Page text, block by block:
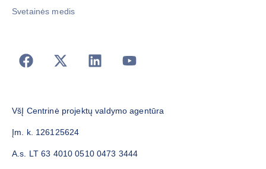
Svetainės medis
VšĮ Centrinė projektų valdymo agentūra
Įm. k. 126125624
A.s. LT 63 4010 0510 0473 3444